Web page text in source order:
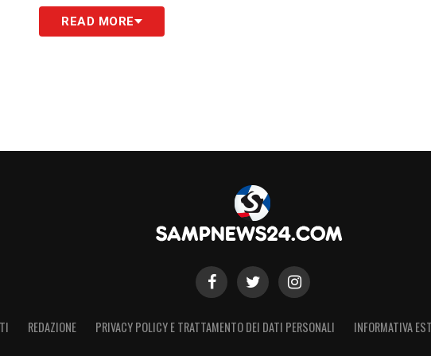
READ MORE
REDAZIONE PRIVACY POLICY E TRATTAMENTO DEI DATI PERSONALI INFORMATIVA